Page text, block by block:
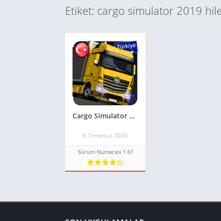
Etiket: cargo simulator 2019
Cargo Simulator 2019 Türkiye Apk **2026**
6 Temmuz 2026
Sürüm Numarası 1.61